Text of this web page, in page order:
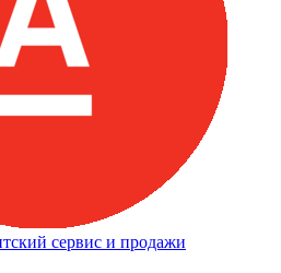
сервис и продажи